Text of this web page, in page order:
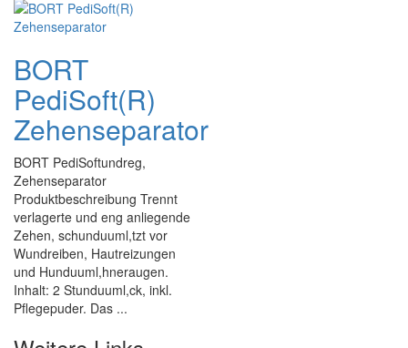
BORT
PediSoft(R)
Zehenseparator
BORT PediSoftundreg,
Zehenseparator
Produktbeschreibung Trennt
verlagerte und eng anliegende
Zehen, schunduuml,tzt vor
Wundreiben, Hautreizungen
und Hunduuml,hneraugen.
Inhalt: 2 Stunduuml,ck, inkl.
Pflegepuder. Das ...